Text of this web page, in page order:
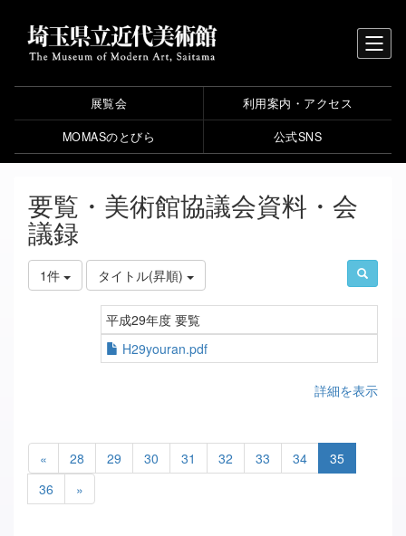
展覧会 利用案内・アクセス
MOMASのとびら 公式SNS
要覧・美術館協議会資料・会
議録
1件 タイトル(昇順)
平成29年度 要覧
H29youran.pdf
詳細を表示
« 28 29 30 31 32 33 34
35
36
»